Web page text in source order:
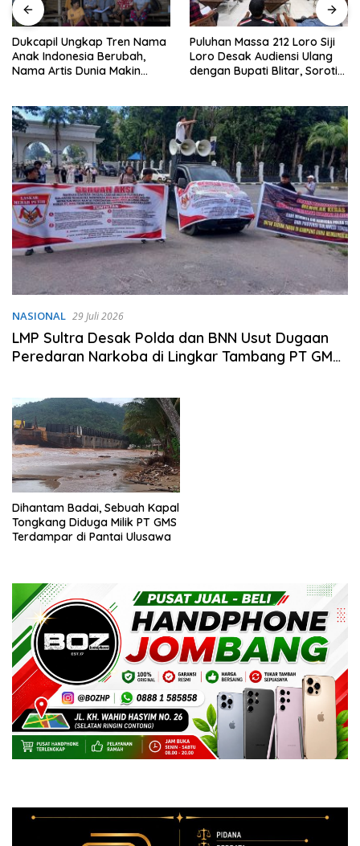
Dukcapil Ungkap Tren Nama
Anak Indonesia Berubah,
Nama Artis Dunia Makin
Puluhan Massa 212 Loro Siji
Loro Desak Audiensi Ulang
dengan Bupati Blitar, Soroti
NASIONAL 29 Juli 2026
LMP Sultra Desak Polda dan BNN Usut Dugaan
Peredaran Narkoba di Lingkar Tambang PT GMS
Dihantam Badai, Sebuah Kapal
Tongkang Diduga Milik PT GMS
Terdampar di Pantai Ulusawa